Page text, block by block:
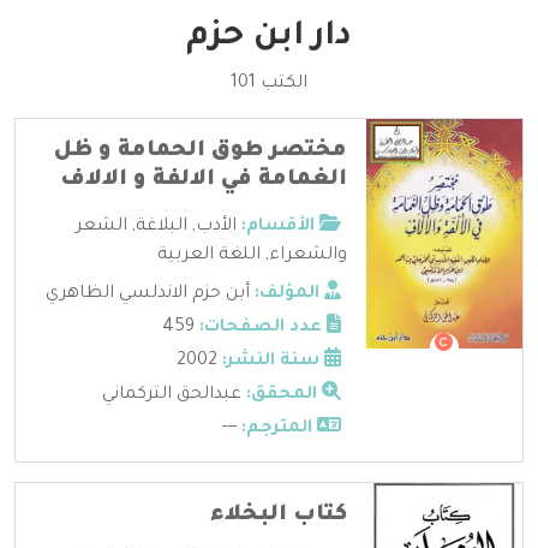
دار ابن حزم
الكتب 101
مختصر طوق الحمامة و ظل
الغمامة في الالفة و الالاف
الأقسام: الأدب, البلاغة, الشعر
والشعراء, اللغة العربية
المؤلف: أبن حزم الاندلسي الظاهري
عدد الصفحات:
سنة النشر:
المحقق: عبدالحق التركماني
المترجم: ---
كتاب البخلاء